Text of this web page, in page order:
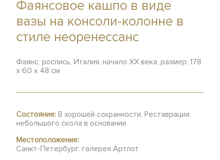
Фаянсовое кашпо в виде
вазы на консоли-колонне в
стиле неоренессанс
Фаянс, роспись, Италия, начало ХХ века, размер: 178
x 60 x 48 см
Состояние: В хорошей сохранности, Реставрация
небольшого скола в основании
Местоположение:
Санкт-Петербург, галерея Артлот